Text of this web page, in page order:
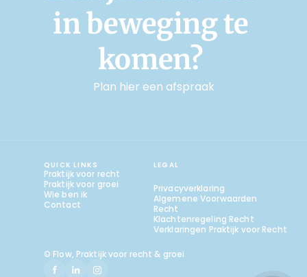
in beweging te
komen?
Plan hier een afspraak
© Flow, Praktijk voor recht & groei
QUICK LINKS
Praktijk voor recht
Praktijk voor groei
Wie ben ik
Contact
LEGAL
Privacyverklaring
Algemene Voorwaarden
Recht
Klachtenregeling Recht
Verklaringen Praktijk voor Recht